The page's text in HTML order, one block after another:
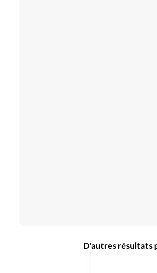
D'autres résultats